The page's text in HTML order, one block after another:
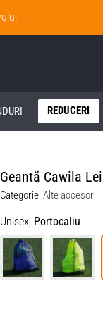
REDUCERI
Geantă Cawila
Categorie:Alte accesorii
Unisex, Portocaliu